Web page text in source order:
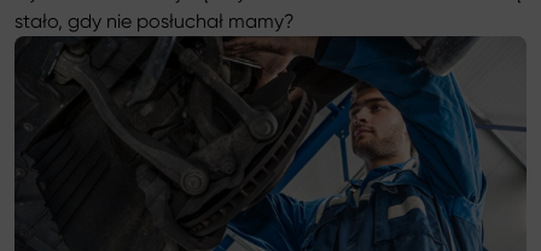
stało, gdy nie posłuchał mamy?
Przejdź do wpisu Paweł Korpuliński: Ciężko opisać, jaką siłę